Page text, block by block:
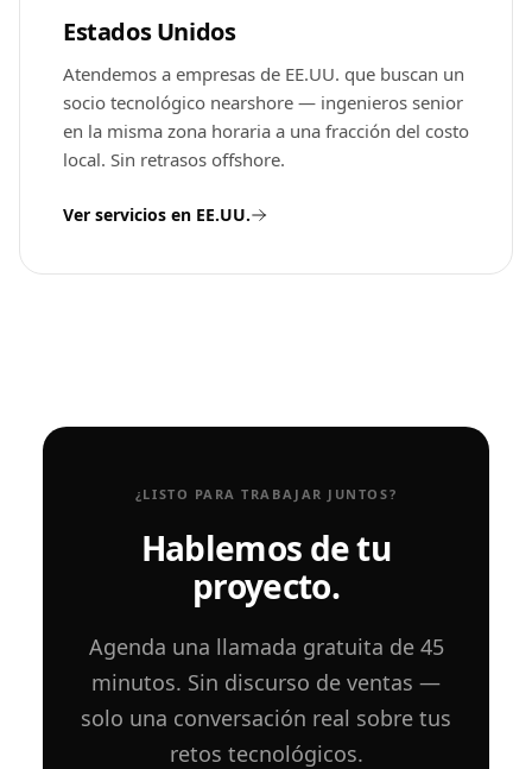
Estados Unidos
Atendemos a empresas de EE.UU. que buscan un
socio tecnológico nearshore — ingenieros senior
en la misma zona horaria a una fracción del costo
local. Sin retrasos offshore.
Ver servicios en EE.UU.
¿LISTO PARA TRABAJAR JUNTOS?
Hablemos de tu
proyecto.
Agenda una llamada gratuita de 45
minutos. Sin discurso de ventas —
solo una conversación real sobre tus
retos tecnológicos.